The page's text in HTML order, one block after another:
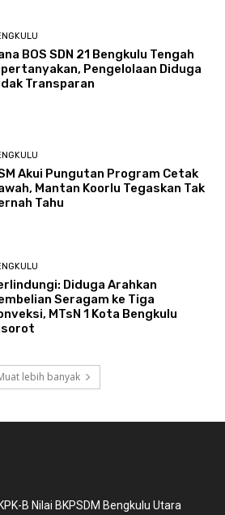
BOS SDN 21 Bengkulu Tengah
Pengelolaan Diduga
Transparan
Akui Pungutan Program Cetak
Mantan Koorlu Tegaskan Tak
Tahu
Diduga Arahkan
Seragam ke Tiga
MTsN 1 Kota Bengkulu
lebih banyak
B Nilai BKPSDM Bengkulu Utara